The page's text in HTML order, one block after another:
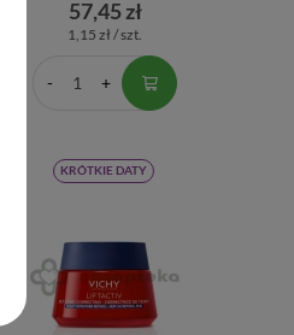
57,45 zł
1,15 zł / szt.
KRÓTKIE DATY